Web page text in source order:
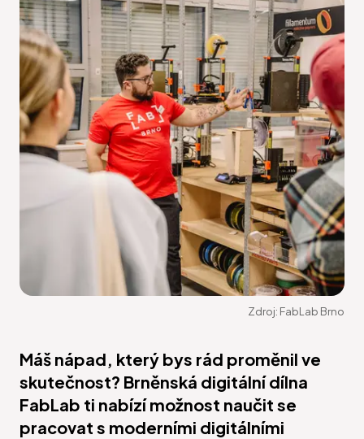
Zdroj: FabLab Brno
Máš nápad, který bys rád proměnil ve
skutečnost? Brněnská digitální dílna
FabLab ti nabízí možnost naučit se
pracovat s moderními digitálními